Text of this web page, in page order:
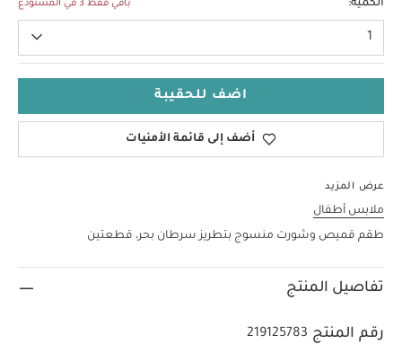
الكمية: باقي فقط 3 في المستودع
1
اضف للحقيبة
أضف إلى قائمة الأمنيات
عرض المزيد
ملابس أطفال
طقم قميص وشورت منسوج بتطريز سرطان بحر، قطعتين
تفاصيل المنتج
رقم المنتج 219125783